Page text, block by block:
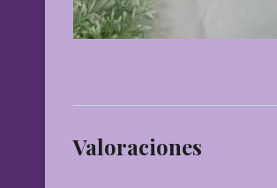
Valoraciones